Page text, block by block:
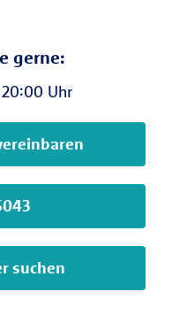
gerne:
Uhr
suchen